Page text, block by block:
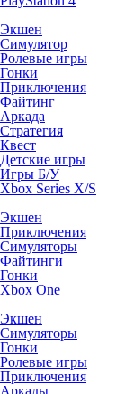
Экшен
Симулятор
Ролевые игры
Гонки
Приключения
Файтинг
Аркада
Стратегия
Квест
Детские игры
Игры Б/У
Xbox Series X/S
Экшен
Приключения
Симуляторы
Файтинги
Гонки
Xbox One
Экшен
Симуляторы
Гонки
Ролевые игры
Приключения
Аркады